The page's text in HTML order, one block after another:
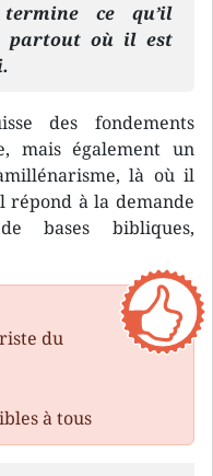
ce qu’il
partout où il est
des fondements
mais également un
là où il
répond à la demande
bases bibliques,
du
à tous